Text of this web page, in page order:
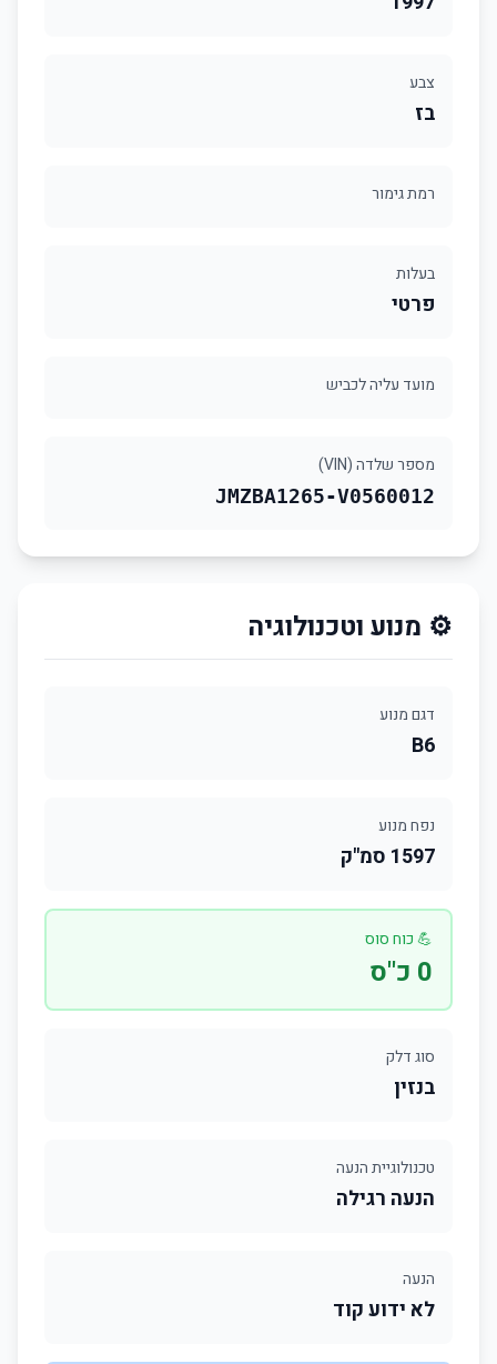
צבע
בז
רמת גימור
בעלות
פרטי
מועד עליה לכביש
מספר שלדה (VIN)
JMZBA1265-V0560012
⚙️ מנוע וטכנולוגיה
דגם מנוע
B6
נפח מנוע
1597 סמ"ק
💪 כוח סוס
0 כ"ס
סוג דלק
בנזין
טכנולוגיית הנעה
הנעה רגילה
הנעה
לא ידוע קוד